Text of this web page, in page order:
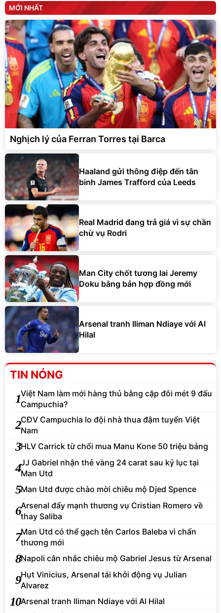
MỚI NHẤT
Nghịch lý của Ferran Torres tại Barca
Haaland gửi thông điệp đến tân
binh James Trafford của Leeds
Real Madrid đang trả giá vì sự chần
chừ vụ Rodri
Man City chốt tương lai Jeremy
Doku bằng bản hợp đồng mới
Arsenal tranh Iliman Ndiaye với Al
Hilal
TIN NÓNG
1Việt Nam làm mới hàng thủ bằng cặp đôi mét 9 đấu
Campuchia?
2CĐV Campuchia lo đội nhà thua đậm tuyển Việt
Nam
3HLV Carrick từ chối mua Manu Kone 50 triệu bảng
4JJ Gabriel nhận thẻ vàng 24 carat sau kỷ lục tại
Man Utd
5Man Utd được chào mời chiêu mộ Djed Spence
6Arsenal đẩy mạnh thương vụ Cristian Romero về
thay Saliba
7Man Utd có thể gạch tên Carlos Baleba vì chấn
thương mới
8Napoli cân nhắc chiêu mộ Gabriel Jesus từ Arsenal
9Hụt Vinicius, Arsenal tái khởi động vụ Julian
Alvarez
10Arsenal tranh Iliman Ndiaye với Al Hilal